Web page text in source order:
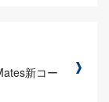
新コー